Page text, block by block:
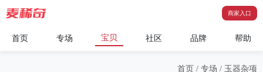
商家入口
首页 专场 宝贝 社区 品牌 帮助
首页 / 专场 / 玉器杂项